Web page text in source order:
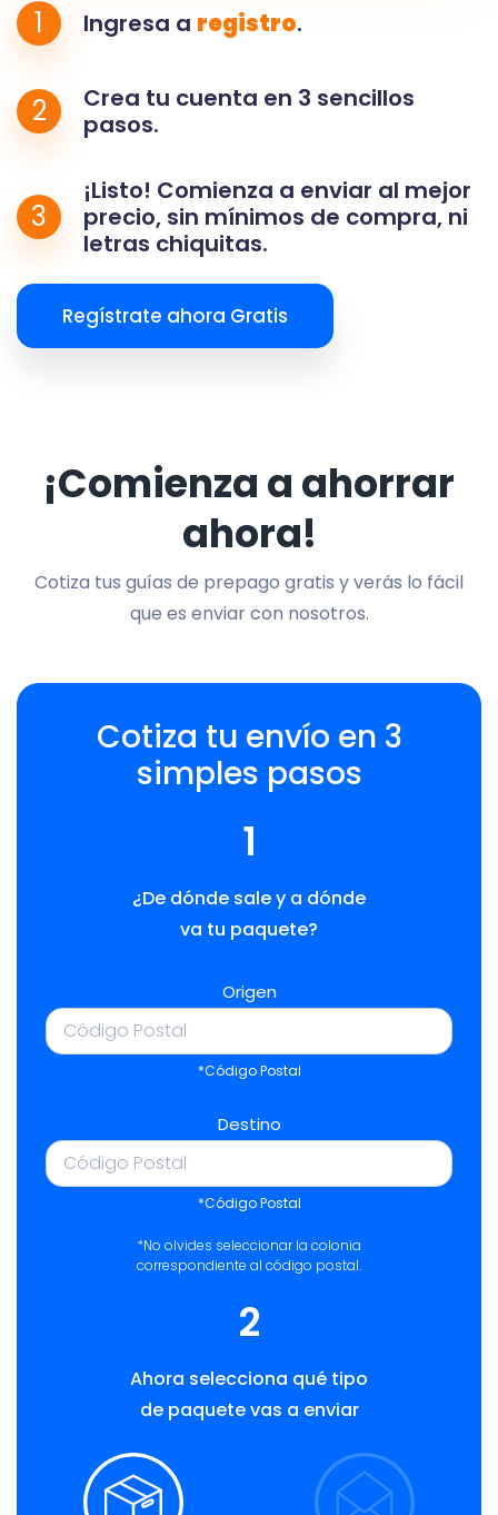
1 Ingresa a registro.
2
Crea tu cuenta en 3 sencillos
pasos.
3
¡Listo! Comienza a enviar al mejor
precio, sin mínimos de compra, ni
letras chiquitas.
Regístrate ahora Gratis
¡Comienza a ahorrar
ahora!
Cotiza tus guías de prepago gratis y verás lo fácil
que es enviar con nosotros.
Cotiza tu envío en 3
simples pasos
1
¿De dónde sale y a dónde
va tu paquete?
Origen
*Código Postal
Destino
*Código Postal
*No olvides seleccionar la colonia
correspondiente al código postal.
2
Ahora selecciona qué tipo
de paquete vas a enviar